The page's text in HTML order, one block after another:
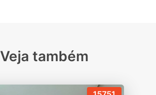
Veja também